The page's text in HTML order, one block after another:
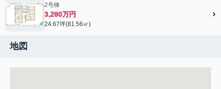
2号棟
3,280万円
24.67坪(81.56㎡)
地図